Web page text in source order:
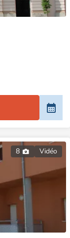
8 Vidéo